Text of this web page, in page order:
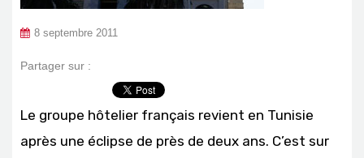
8 septembre 2011
Partager sur :
Le groupe hôtelier français revient en Tunisie
après une éclipse de près de deux ans. C’est sur